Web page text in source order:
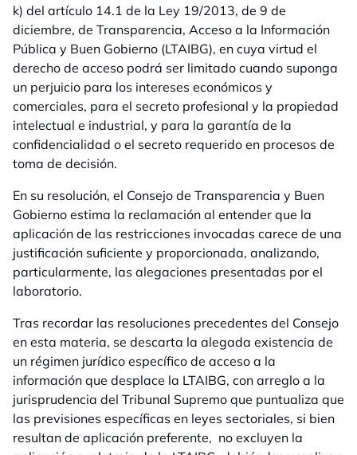
k) del artículo 14.1 de la Ley 19/2013, de 9 de
diciembre, de Transparencia, Acceso a la Información
Pública y Buen Gobierno (LTAIBG), en cuya virtud el
derecho de acceso podrá ser limitado cuando suponga
un perjuicio para los intereses económicos y
comerciales, para el secreto profesional y la propiedad
intelectual e industrial, y para la garantía de la
confidencialidad o el secreto requerido en procesos de
toma de decisión.
En su resolución, el Consejo de Transparencia y Buen
Gobierno estima la reclamación al entender que la
aplicación de las restricciones invocadas carece de una
justificación suficiente y proporcionada, analizando,
particularmente, las alegaciones presentadas por el
laboratorio.
Tras recordar las resoluciones precedentes del Consejo
en esta materia, se descarta la alegada existencia de
un régimen jurídico específico de acceso a la
información que desplace la LTAIBG, con arreglo a la
jurisprudencia del Tribunal Supremo que puntualiza que
las previsiones específicas en leyes sectoriales, si bien
resultan de aplicación preferente, no excluyen la